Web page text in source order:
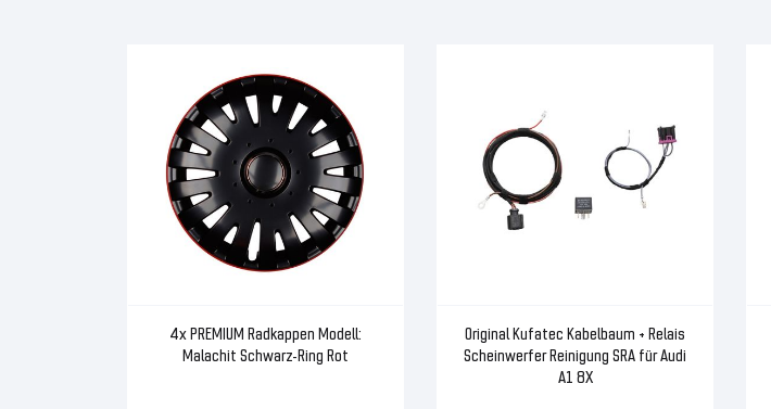
4x PREMIUM Radkappen Modell:
Malachit Schwarz-Ring Rot
Original Kufatec Kabelbaum + Relais
Scheinwerfer Reinigung SRA für Audi
A1 8X